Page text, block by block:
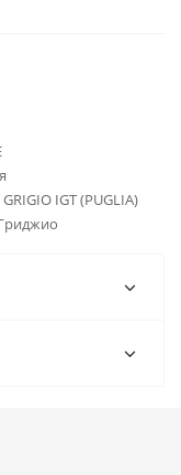
IGT (PUGLIA)